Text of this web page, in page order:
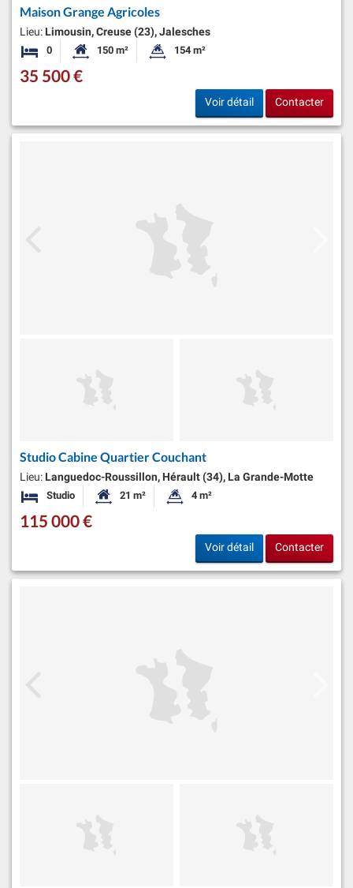
Maison Grange Agricoles
Lieu: Limousin, Creuse (23), Jalesches
0 Chambres Surface habitable:
150 m² Superficie du terrain:
154 m²
35 500 €
Voir détail Contacter
Studio Cabine Quartier Couchant
Lieu: Languedoc-Roussillon, Hérault (34), La Grande-Motte
Studio ChambresSurface habitable:
21 m² Superficie du terrain:
4 m²
115 000 €
Voir détail Contacter